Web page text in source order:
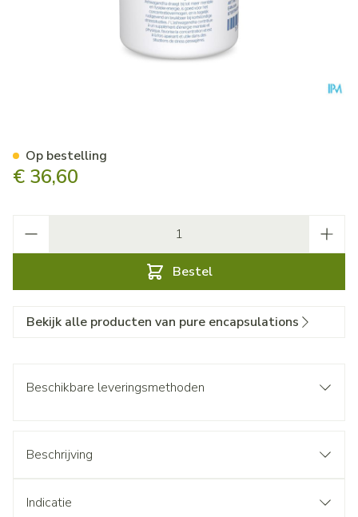
€ 36,60
Bestel
Op bestelling
Bekijk alle producten van pure encapsulations
Beschikbare leveringsmethoden
Beschrijving
Indicatie